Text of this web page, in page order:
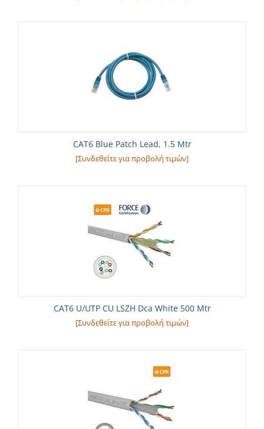
CAT6 Blue Patch Lead, 1.5 Mtr
[Συνδεθείτε για προβολή τιμών]
CAT6 U/UTP CU LSZH Dca White 500 Mtr
[Συνδεθείτε για προβολή τιμών]